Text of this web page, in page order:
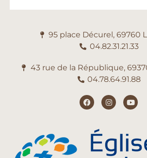
95 place Décurel, 69760
04.82.31.21.33
43 rue de la République,
04.78.64.91.88